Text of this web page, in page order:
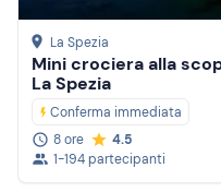
La Spezia
Mini crociera alla
La Spezia
Conferma immediata
8 ore
4.5
1-194 partecipanti